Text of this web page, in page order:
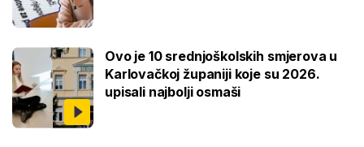
Ovo je 10 srednjoškolskih smjerova u
Karlovačkoj županiji koje su 2026.
upisali najbolji osmaši